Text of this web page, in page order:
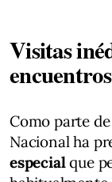
Visitas
Como parte
Nacional ha
especialque